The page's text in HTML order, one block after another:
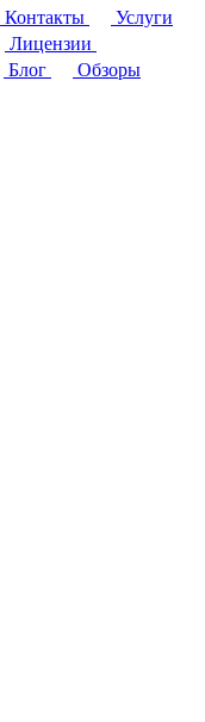
Контакты
Услуги
Лицензии
Блог
Обзоры